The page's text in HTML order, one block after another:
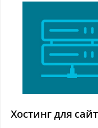
Хостинг для